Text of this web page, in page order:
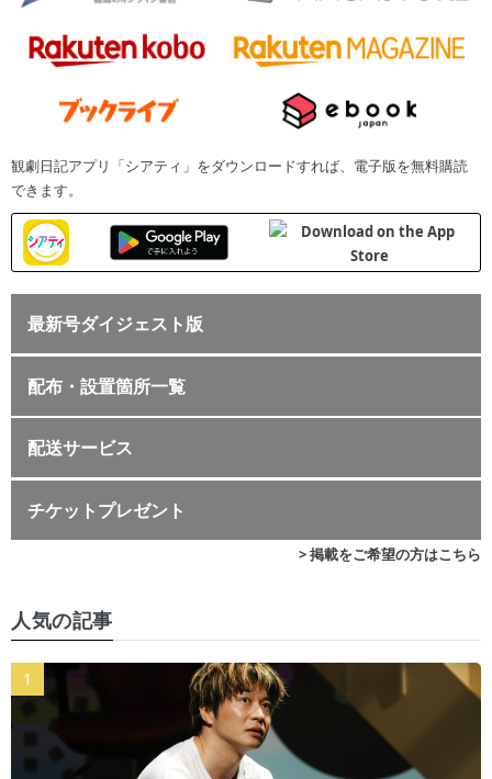
観劇日記アプリ「シアティ」をダウンロードすれば、電子版を無料購読
できます。
最新号ダイジェスト版
配布・設置箇所一覧
配送サービス
チケットプレゼント
> 掲載をご希望の方はこちら
人気の記事